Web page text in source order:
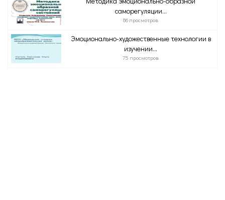
саморегуляции...
86 просмотров
Эмоционально-художественные технологии в
изучении...
75 просмотров